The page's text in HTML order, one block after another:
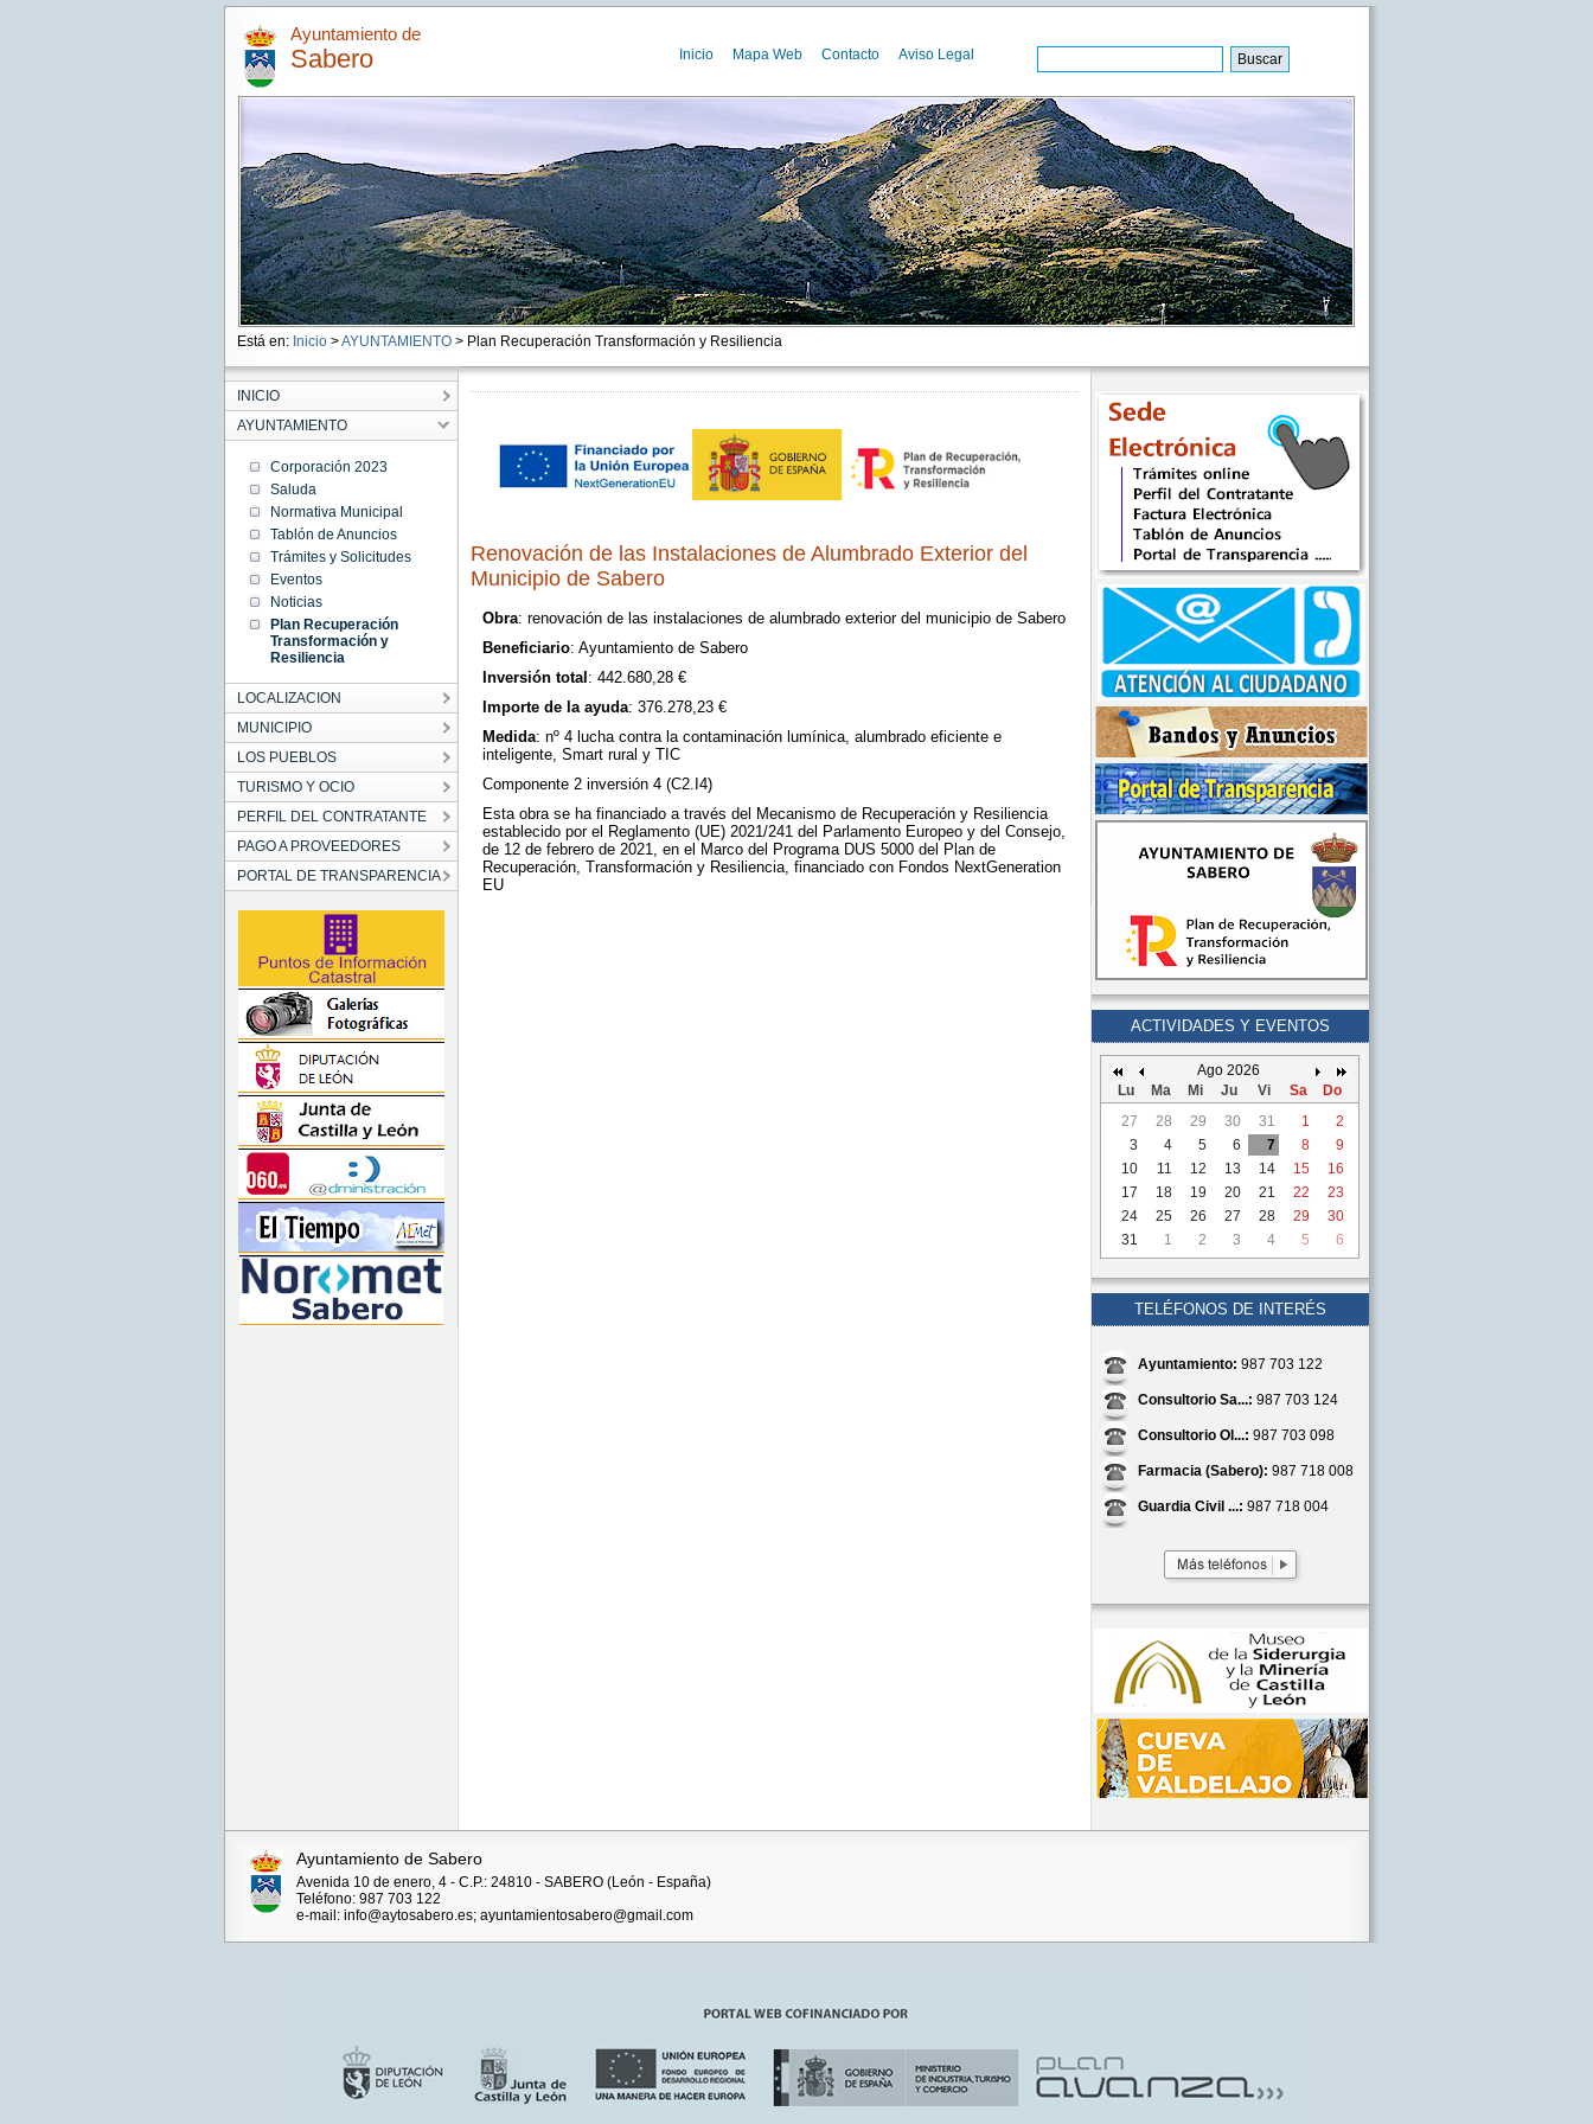
Ayuntamiento de
Sabero Inicio Mapa Web Contacto Aviso Legal
Está en: Inicio >AYUNTAMIENTO> Plan Recuperación Transformación y Resiliencia
INICIO
AYUNTAMIENTO
Corporación 2023
Saluda
Normativa Municipal
Tablón de Anuncios
Trámites y Solicitudes
Eventos
Noticias
Plan Recuperación
Transformación y
Resiliencia
LOCALIZACION
MUNICIPIO
LOS PUEBLOS
TURISMO Y OCIO
PERFIL DEL CONTRATANTE
PAGO A PROVEEDORES
PORTAL DE TRANSPARENCIA
Renovación de las Instalaciones de Alumbrado Exterior del
Municipio de Sabero
Obra: renovación de las instalaciones de alumbrado exterior del municipio de Sabero
Beneficiario: Ayuntamiento de Sabero
Inversión total: 442.680,28 €
Importe de la ayuda: 376.278,23 €
Medida: nº 4 lucha contra la contaminación lumínica, alumbrado eficiente e
inteligente, Smart rural y TIC
Componente 2 inversión 4 (C2.I4)
Esta obra se ha financiado a través del Mecanismo de Recuperación y Resiliencia
establecido por el Reglamento (UE) 2021/241 del Parlamento Europeo y del Consejo,
de 12 de febrero de 2021, en el Marco del Programa DUS 5000 del Plan de
Recuperación, Transformación y Resiliencia, financiado con Fondos NextGeneration
EU
ACTIVIDADES Y EVENTOS
Ago 2026
Lu
Ma Mi Ju Vi Sa
Do
27
28 29 30 31 1
2
3
4 5 6 7 8
9
10
11 12 13 14 15
16
17
18 19 20 21 22
23
24
25 26 27 28 29
30
31
1 2 3 4 5 6
TELÉFONOS DE INTERÉS
Ayuntamiento: 987 703 122
Consultorio Sa...: 987 703 124
Consultorio Ol...: 987 703 098
Farmacia (Sabero): 987 718 008
Guardia Civil ...: 987 718 004
Ayuntamiento de Sabero
Avenida 10 de enero, 4 - C.P.: 24810 - SABERO (León - España)
Teléfono: 987 703 122
e-mail: info@aytosabero.es; ayuntamientosabero@gmail.com